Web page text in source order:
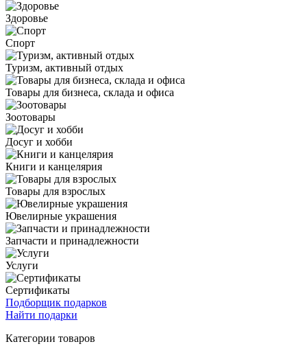
Здоровье
Спорт
Туризм, активный отдых
Товары для бизнеса, склада и офиса
Зоотовары
Досуг и хобби
Книги и канцелярия
Товары для взрослых
Ювелирные украшения
Запчасти и принадлежности
Услуги
Сертификаты
Подборщик подарков
Найти подарки
Категории товаров